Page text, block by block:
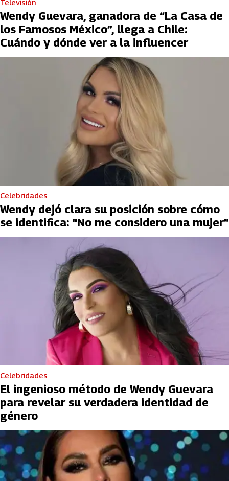
Televisión
Wendy Guevara, ganadora de “La Casa de
los Famosos México”, llega a Chile:
Cuándo y dónde ver a la influencer
Celebridades
Wendy dejó clara su posición sobre cómo
se identifica: “No me considero una mujer”
Celebridades
El ingenioso método de Wendy Guevara
para revelar su verdadera identidad de
género